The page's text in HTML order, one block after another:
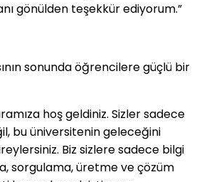
gönülden teşekkür ediyorum.”
sonunda öğrencilere güçlü bir
hoş geldiniz. Sizler sadece
bu üniversitenin geleceğini
Biz sizlere sadece bilgi
sorgulama, üretme ve çözüm